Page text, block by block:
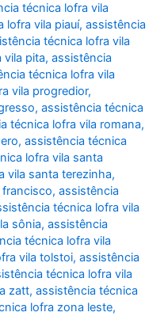
técnica lofra vila
lofra vila piauí,assistência
técnica lofra vila
vila pita,assistência
técnica lofra vila
vila progredior,
,assistência técnica
técnica lofra vila romana,
,assistência técnica
lofra vila santa
vila santa terezinha,
,assistência
técnica lofra vila
sônia,assistência
técnica lofra vila
vila tolstoi,assistência
técnica lofra vila
zatt,assistência técnica
lofra zona leste,